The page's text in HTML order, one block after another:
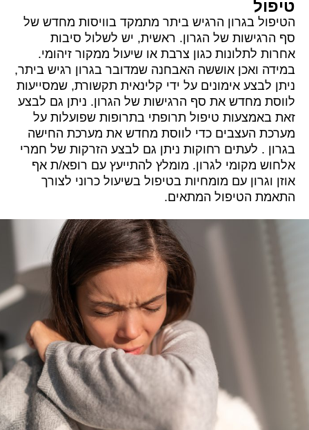
טיפול
הטיפול בגרון הרגיש ביתר מתמקד בוויסות מחדש של
סף הרגישות של הגרון. ראשית, יש לשלול סיבות
אחרות לתלונות כגון צרבת או שיעול ממקור זיהומי.
במידה ואכן אוששה האבחנה שמדובר בגרון רגיש ביתר,
ניתן לבצע אימונים על ידי קלינאית תקשורת, שמסייעות
לווסת מחדש את סף הרגישות של הגרון. ניתן גם לבצע
זאת באמצעות טיפול תרופתי בתרופות שפועלות על
מערכת העצבים כדי לווסת מחדש את מערכת החישה
בגרון . לעתים רחוקות ניתן גם לבצע הזרקות של חמרי
אלחוש מקומי לגרון. מומלץ להתייעץ עם רופא/ת אף
אוזן וגרון עם מומחיות בטיפול בשיעול כרוני לצורך
התאמת הטיפול המתאים.